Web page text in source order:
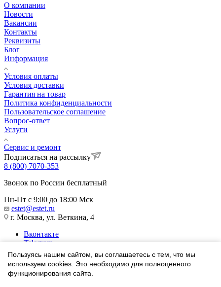
О компании
Новости
Вакансии
Контакты
Реквизиты
Блог
Информация
Условия оплаты
Условия доставки
Гарантия на товар
Политика конфиденциальности
Пользовательское соглашение
Вопрос-ответ
Услуги
Сервис и ремонт
Подписаться на рассылку
8 (800) 7070-353
Звонок по России бесплатный
Пн-Пт с 9:00 до 18:00 Мск
estet@estet.ru
г. Москва, ул. Веткина, 4
Вконтакте
Telegram
Одноклассники
WhatsApp
1991-2026 © Ювелирный Дом ЭСТЕТ
Пользуясь нашим сайтом, вы соглашаетесь с тем, что мы
используем cookies. Это необходимо для полноценного
функционирования сайта.